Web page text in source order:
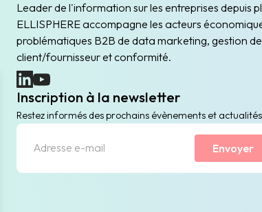
Leader de l'information sur les entreprises depuis
ELLISPHERE accompagne les acteurs
problématiques B2B de data marketing, gestion
client/fournisseur et conformité.
(nouvelle fenêtre)
(nouvelle fenêtre)
Inscription à la newsletter
Restez informés des prochains évènements et actualités
Envoyer